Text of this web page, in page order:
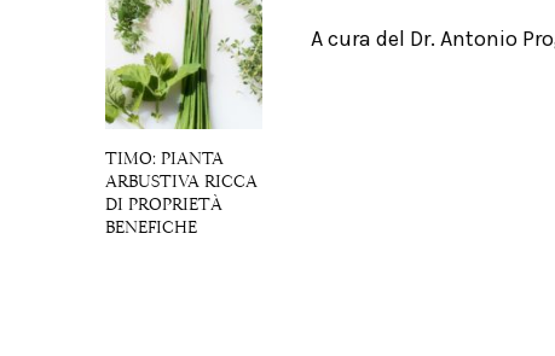
TIMO: PIANTA
ARBUSTIVA RICCA
DI PROPRIETÀ
BENEFICHE
A cura del Dr. Antonio